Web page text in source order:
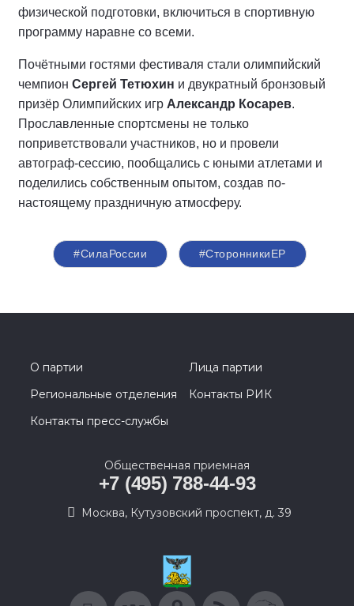
физической подготовки, включиться в спортивную
программу наравне со всеми.
Почётными гостями фестиваля стали олимпийский
чемпион Сергей Тетюхин и двукратный бронзовый
призёр Олимпийских игр Александр Косарев.
Прославленные спортсмены не только
поприветствовали участников, но и провели
автограф-сессию, пообщались с юными атлетами и
поделились собственным опытом, создав по-
настоящему праздничную атмосферу.
#СилаРоссии #СторонникиЕР
О партии
Лица партии
Региональные отделения
Контакты РИК
Контакты пресс-службы
Общественная приемная
+7 (495) 788-44-93
Москва, Кутузовский проспект, д. 39